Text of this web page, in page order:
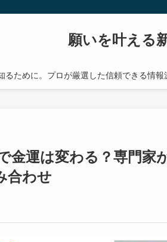
願いを叶える
ために。プロが厳選した信頼できる情報
金運は変わる？専門家
合わせ